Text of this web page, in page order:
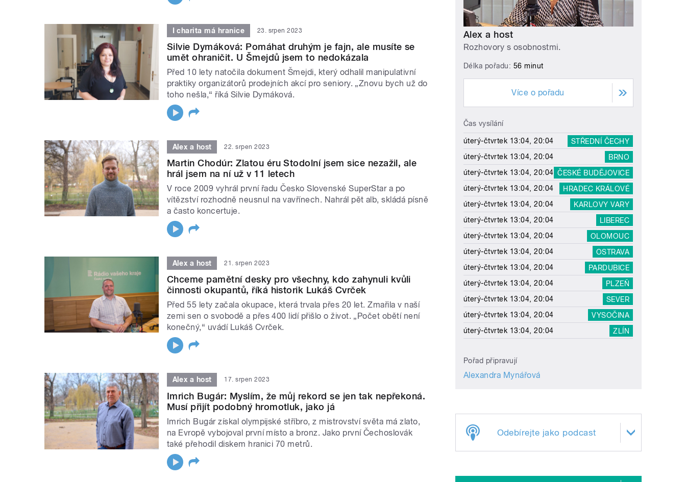
I charita má hranice 23. srpen 2023
Silvie Dymáková: Pomáhat druhým je fajn, ale musíte se
umět ohraničit. U Šmejdů jsem to nedokázala
Před 10 lety natočila dokument Šmejdi, který odhalil manipulativní
praktiky organizátorů prodejních akcí pro seniory. „Znovu bych už do
toho nešla,“ říká Silvie Dymáková.
Alex a host 22. srpen 2023
Martin Chodúr: Zlatou éru Stodolní jsem sice nezažil, ale
hrál jsem na ní už v 11 letech
V roce 2009 vyhrál první řadu Česko Slovenské SuperStar a po
vítězství rozhodně neusnul na vavřínech. Nahrál pět alb, skládá písně
a často koncertuje.
Alex a host 21. srpen 2023
Chceme pamětní desky pro všechny, kdo zahynuli kvůli
činnosti okupantů, říká historik Lukáš Cvrček
Před 55 lety začala okupace, která trvala přes 20 let. Zmařila v naší
zemi sen o svobodě a přes 400 lidí přišlo o život. „Počet obětí není
konečný,“ uvádí Lukáš Cvrček.
Alex a host 17. srpen 2023
Imrich Bugár: Myslím, že můj rekord se jen tak nepřekoná.
Musí přijít podobný hromotluk, jako já
Imrich Bugár získal olympijské stříbro, z mistrovství světa má zlato,
na Evropě vybojoval první místo a bronz. Jako první Čechoslovák
také přehodil diskem hranici 70 metrů.
Alex a host
Rozhovory s osobnostmi.
Délka pořadu: 56 minut
Více o pořadu
Čas vysílání
úterý-čtvrtek 13:04, 20:04
STŘEDNÍ ČECHY
úterý-čtvrtek 13:04, 20:04
BRNO
úterý-čtvrtek 13:04, 20:04 ČESKÉ BUDĚJOVICE
úterý-čtvrtek 13:04, 20:04
HRADEC KRÁLOVÉ
úterý-čtvrtek 13:04, 20:04
KARLOVY VARY
úterý-čtvrtek 13:04, 20:04
LIBEREC
úterý-čtvrtek 13:04, 20:04
OLOMOUC
úterý-čtvrtek 13:04, 20:04
OSTRAVA
úterý-čtvrtek 13:04, 20:04
PARDUBICE
úterý-čtvrtek 13:04, 20:04
PLZEŇ
úterý-čtvrtek 13:04, 20:04
SEVER
úterý-čtvrtek 13:04, 20:04
VYSOČINA
úterý-čtvrtek 13:04, 20:04
ZLÍN
Pořad připravují
Alexandra Mynářová
Odebírejte jako podcast